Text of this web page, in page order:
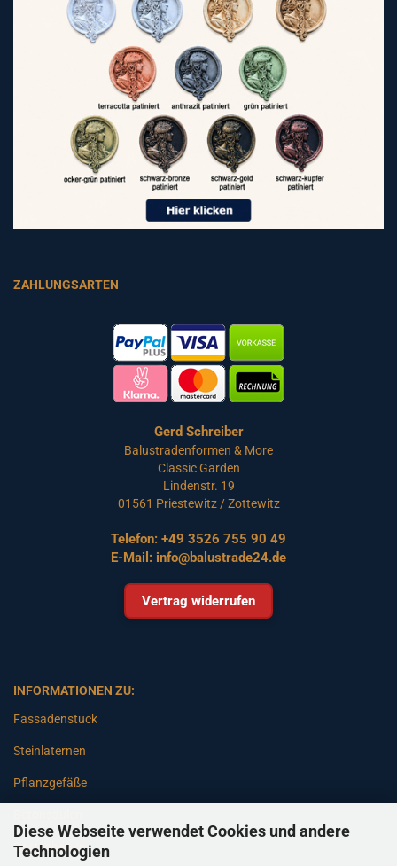
Diese Webseite verwendet Cookies und andere
Technologien
ZAHLUNGSARTEN
Gerd Schreiber
Balustradenformen & More
Classic Garden
Lindenstr. 19
01561 Priestewitz / Zottewitz
Telefon: +49 3526 755 90 49
E-Mail: info@balustrade24.de
Vertrag widerrufen
INFORMATIONEN ZU:
Fassadenstuck
Steinlaternen
Pflanzgefäße
Gartenbänke